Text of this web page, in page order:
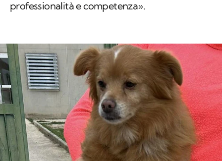
professionalità e competenza».